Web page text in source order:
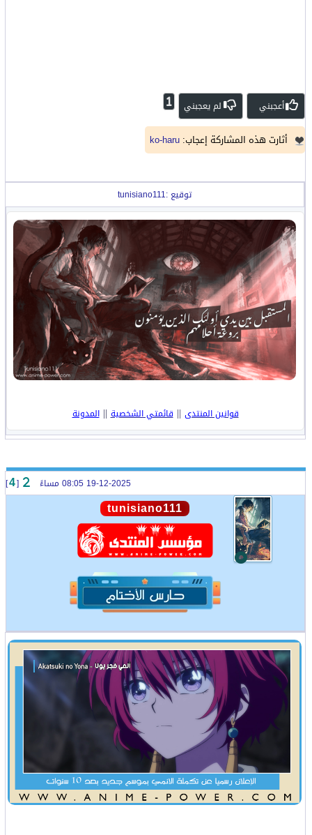
أعجبني لم يعجبني 1
أثارت هذه المشاركة إعجاب: ko-haru
توقيع :tunisiano111
قوانين المنتدى ||قائمتي الشخصية||المدونة
[
4
]
tunisiano111